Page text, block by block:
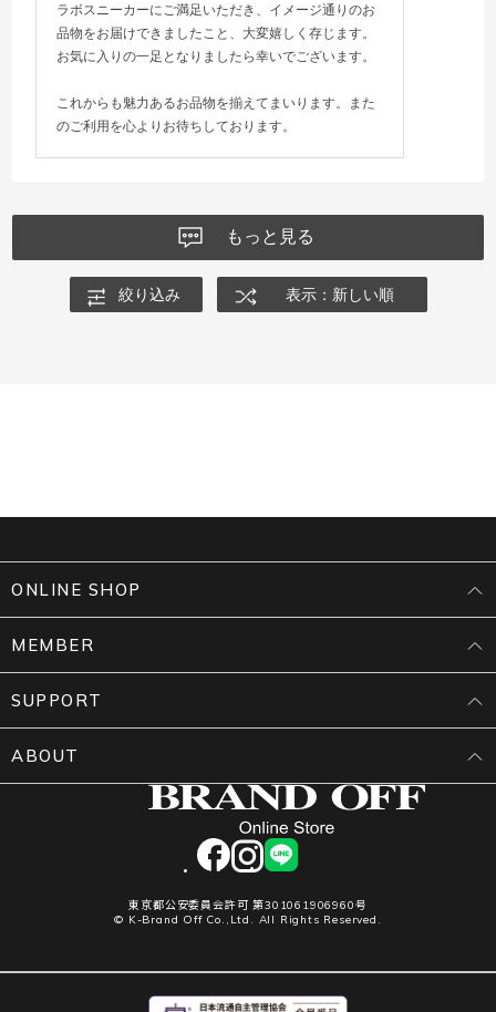
ラボスニーカーにご満足いただき、イメージ通りのお
品物をお届けできましたこと、大変嬉しく存じます。
お気に入りの一足となりましたら幸いでございます。
これからも魅力あるお品物を揃えてまいります。また
のご利用を心よりお待ちしております。
もっと見る
絞り込み 表示：新しい順
facebookinstagram
LINE
東京都公安委員会許可 第301061906960号
© K-Brand Off Co.,Ltd. All Rights Reserved.
ONLINE SHOP
MEMBER
SUPPORT
ABOUT